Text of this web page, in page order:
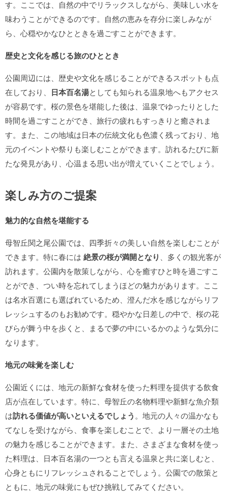
す。ここでは、自然の中でリラックスしながら、美味しい水を
味わうことができるのです。自然の恵みを存分に楽しみなが
ら、心穏やかなひとときを過ごすことができます。
歴史と文化を感じる旅のひととき
公園周辺には、歴史や文化を感じることができるスポットも点
在しており、 日本百名湯としても知られる温泉地へもアクセス
が容易です。桜の景色を堪能した後は、温泉でゆったりとした
時間を過ごすことができ、旅行の疲れもすっきりと癒されま
す。また、この地域は日本の伝統文化も色濃く残っており、地
元のイベントや祭りも楽しむことができます。訪れるたびに新
たな発見があり、心温まる思い出が増えていくことでしょう。
楽しみ方のご提案
魅力的な自然を堪能する
母智丘関之尾公園では、四季折々の美しい自然を楽しむことが
できます。特に春には 絶景の桜が満開となり
、多くの観光客が
訪れます。公園内を散策しながら、心を癒すひと時を過ごすこ
とができ、つい時を忘れてしまうほどの魅力があります。ここ
は名水百選にも選ばれているため、澄んだ水を感じながらリフ
レッシュするのもお勧めです。穏やかな日差しの中で、桜の花
びらが舞う中を歩くと、まるで夢の中にいるかのような気分に
なります。
地元の味覚を楽しむ
公園近くには、地元の新鮮な食材を使った料理を提供する飲食
店が点在しています。特に、母智丘の名物料理や新鮮な魚介類
は訪れる価値が高いといえるでしょう 。地元の人々の温かなも
てなしを受けながら、食事を楽しむことで、より一層その土地
の魅力を感じることができます。また、さまざまな食材を使っ
た料理は、日本百名湯の一つとも言える温泉と共に楽しむと、
心身ともにリフレッシュされることでしょう。公園での散策と
ともに、地元の味覚にもぜひ挑戦してみてください。